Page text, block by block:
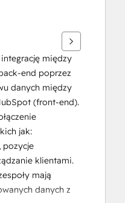
integrację między
end poprzez
danych między
(front-end).
jak:
pozycje
klientami.
mają
danych z